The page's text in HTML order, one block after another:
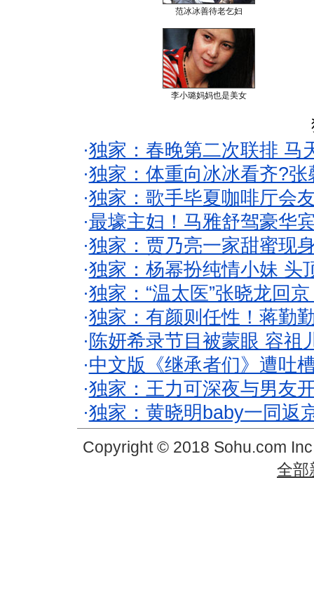
范冰冰善待老乞妇
李小璐妈妈也是美女
·独家：春晚第二次联排 马
·独家：体重向冰冰看齐?
·独家：歌手毕夏咖啡厅会
·最壕主妇！马雅舒驾豪华
·独家：贾乃亮一家甜蜜现
·独家：杨幂扮纯情小妹 头
·独家：“温太医”张晓龙回
·独家：有颜则任性！蒋勤
· 陈妍希录节目被蒙眼 容祖
·中文版《继承者们》遭吐
·独家：王力可深夜与男友
·独家：黄晓明baby一同返
Copyright © 2018 Sohu.com
全部